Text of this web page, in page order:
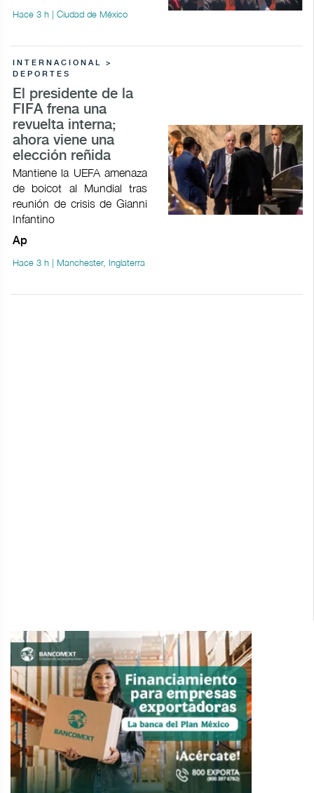
Hace 3 h | Ciudad de México
INTERNACIONAL >
DEPORTES
El presidente de la
FIFA frena una
revuelta interna;
ahora viene una
elección reñida
Mantiene la UEFA amenaza
de boicot al Mundial tras
reunión de crisis de Gianni
Infantino
Ap
Hace 3 h | Manchester, Inglaterra